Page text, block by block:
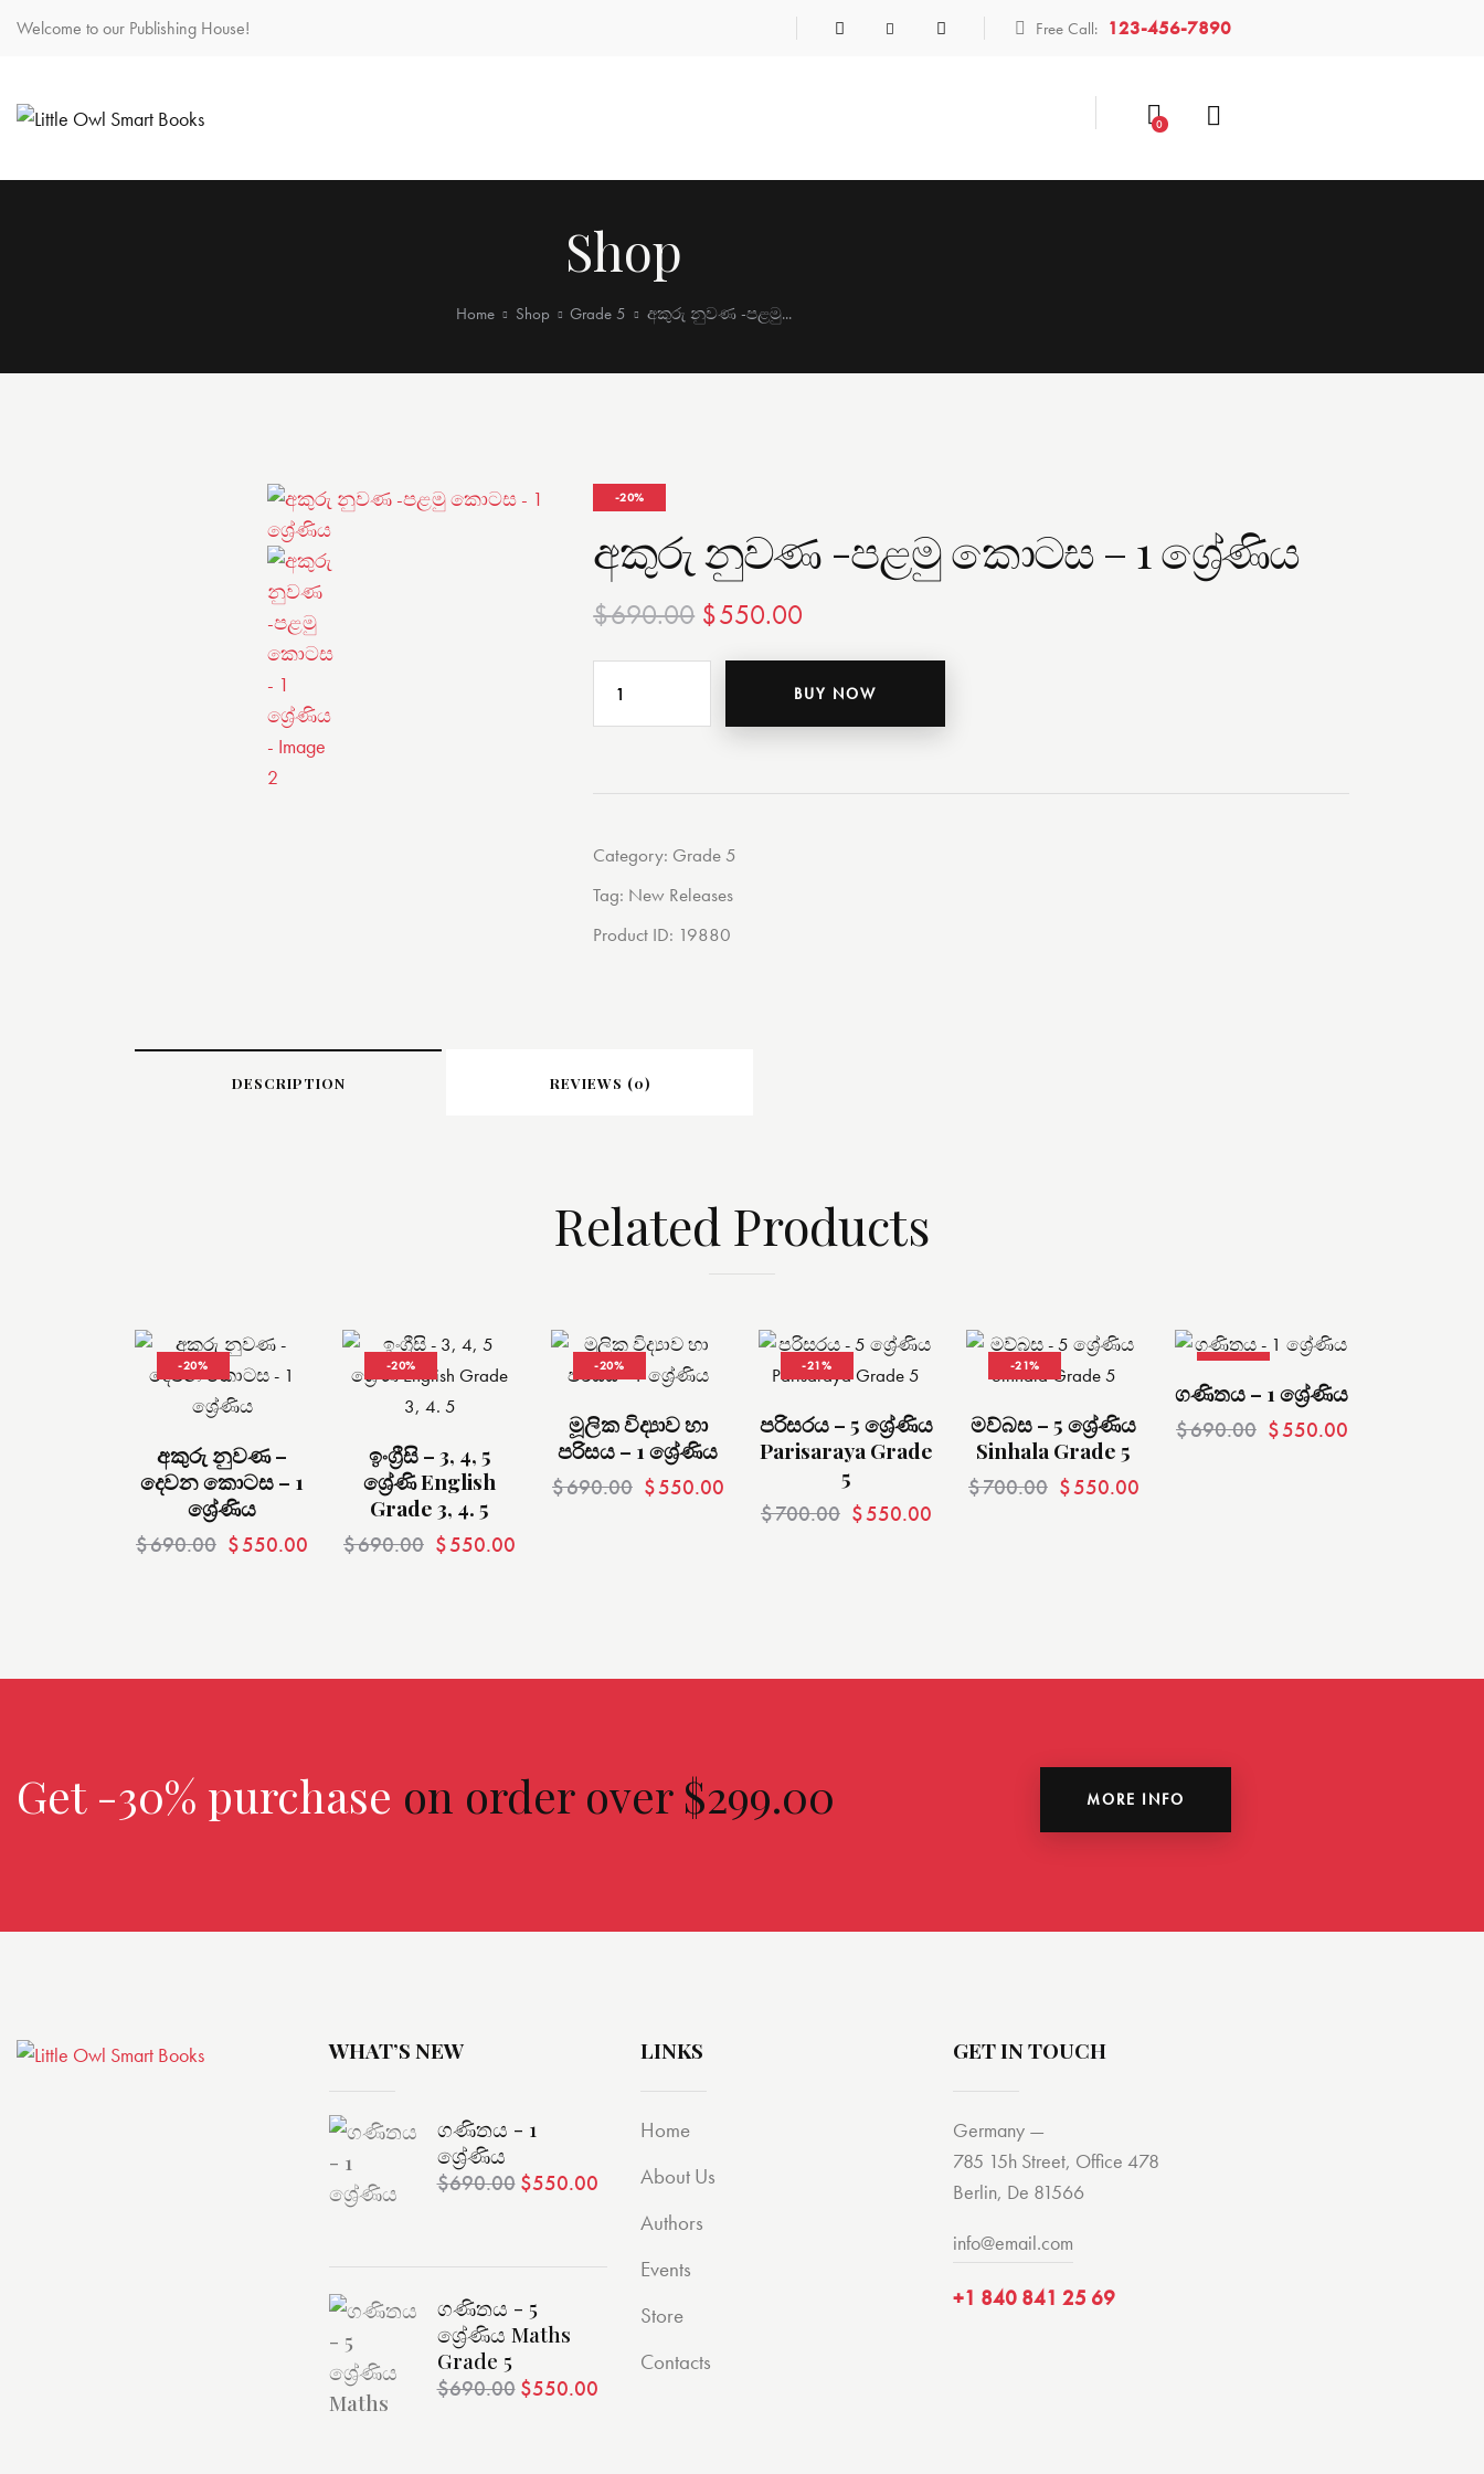
Welcome to our Publishing House! Free Call: 123-456-7890
0
Shop
Home Shop Grade 5 අකුරු නුවණ -පළමු...
-20%
අකුරු නුවණ -පළමු කොටස – 1 ශ්‍රේණිය
$690.00 $550.00
BUY NOW
Category: Grade 5
Tag: New Releases
Product ID: 19880
DESCRIPTION REVIEWS (0)
Related Products
-20%
අකුරු නුවණ –
දෙවන කොටස – 1
ශ්‍රේණිය
$690.00 $550.00
-20%
ඉංග්‍රීසි – 3, 4, 5
ශ්‍රේණි English
Grade 3, 4. 5
$690.00 $550.00
-20%
මූලික විද්‍යාව හා
පරිසය – 1 ශ්‍රේණිය
$690.00 $550.00
-21%
පරිසරය – 5 ශ්‍රේණිය
Parisaraya Grade
5
$700.00 $550.00
-21%
මව්බස – 5 ශ්‍රේණිය
Sinhala Grade 5
$700.00 $550.00
-20%
ගණිතය – 1 ශ්‍රේණිය
$690.00 $550.00
Get -30% purchase on order over $299.00 MORE INFO
WHAT’S NEW
ගණිතය - 1
ශ්‍රේණිය
$690.00 $550.00
ගණිතය - 5
ශ්‍රේණිය Maths
Grade 5
$690.00 $550.00
LINKS
Home
About Us
Authors
Events
Store
Contacts
GET IN TOUCH
Germany —
785 15h Street, Office 478
Berlin, De 81566
info@email.com
+1 840 841 25 69